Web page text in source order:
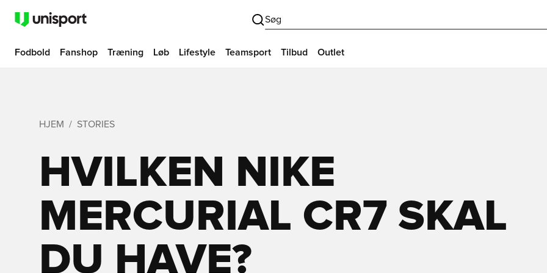
Søg
Fodbold Fanshop Træning Løb Lifestyle Teamsport Tilbud Outlet
HJEM STORIES
HVILKEN NIKE
MERCURIAL CR7 SKAL
DU HAVE?